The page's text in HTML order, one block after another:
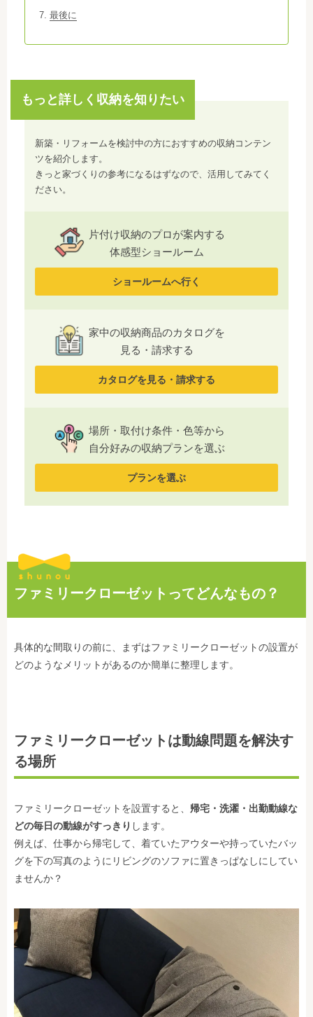
最後に
もっと詳しく収納を知りたい
新築・リフォームを検討中の方におすすめの収納コンテン
ツを紹介します。
きっと家づくりの参考になるはずなので、活用してみてく
ださい。
片付け収納のプロが案内する
体感型ショールーム
ショールームへ行く
家中の収納商品のカタログを
見る・請求する
カタログを見る・請求する
場所・取付け条件・色等から
自分好みの収納プランを選ぶ
プランを選ぶ
ファミリークローゼットってどんなもの？
具体的な間取りの前に、まずはファミリークローゼットの設置が
どのようなメリットがあるのか簡単に整理します。
ファミリークローゼットは動線問題を解決す
る場所
ファミリークローゼットを設置すると、 帰宅・洗濯・出勤動線な
どの毎日の動線がすっきり します。
例えば、仕事から帰宅して、着ていたアウターや持っていたバッ
グを下の写真のようにリビングのソファに置きっぱなしにしてい
ませんか？